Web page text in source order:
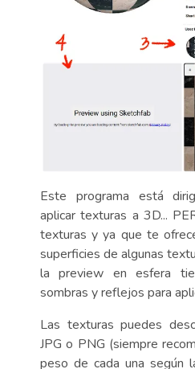
Este programa está
aplicar texturas a 3D...
texturas y ya que te
superficies de algunas
la preview en esfera
sombras y reflejos para
Las texturas puedes
JPG o PNG (siempre
peso de cada una según